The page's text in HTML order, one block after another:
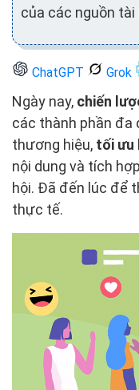
của các nguồn tài
ChatGPT Grok
Ngày nay, chiến
các thành phần đa
thương hiệu, tối ưu
nội dung và tích
hội. Đã đến lúc để
thực tế.